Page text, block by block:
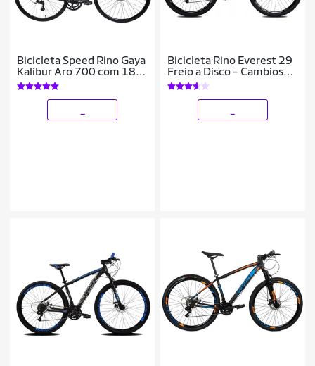
Bicicleta Speed Rino Gaya
Kalibur Aro 700 com 18
Marchas – Freio a Disco –
Cubo Cassete
Bicicleta Rino Everest 29
Freio a Disco - Cambios
Shimano 24v